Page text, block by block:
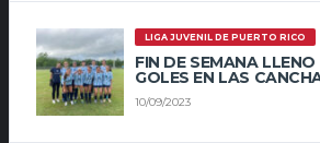
LIGA JUVENIL DE PUERTO RICO
FIN DE SEMANA
GOLES EN LAS
10/09/2023